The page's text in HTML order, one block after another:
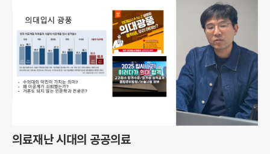
의료재난 시대의 공공의료